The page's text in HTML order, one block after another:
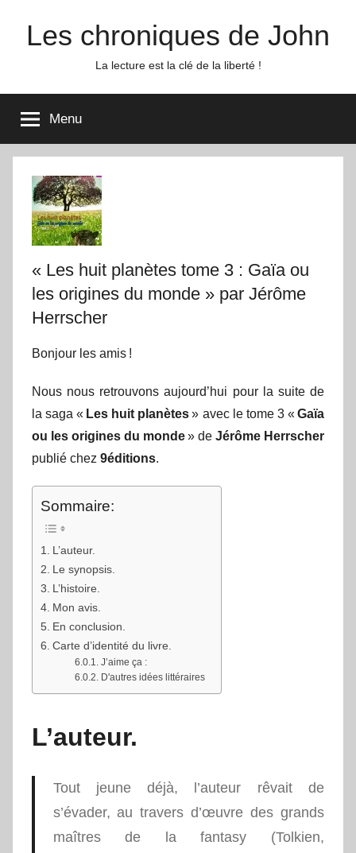
Les chroniques de John
La lecture est la clé de la liberté !
Menu
« Les huit planètes tome 3 : Gaïa ou
les origines du monde » par Jérôme
Herrscher
Bonjour les amis !
Nous nous retrouvons aujourd’hui pour la suite de
la saga « Les huit planètes» avec le tome 3 «Gaïa
ou les origines du monde» de Jérôme Herrscher
publié chez 9éditions.
Sommaire:
L’auteur.
Le synopsis.
L’histoire.
Mon avis.
En conclusion.
Carte d’identité du livre.
J’aime ça :
D'autres idées littéraires
L’auteur.
Tout jeune déjà, l’auteur rêvait de
s’évader, au travers d’œuvre des grands
maîtres de la fantasy (Tolkien,